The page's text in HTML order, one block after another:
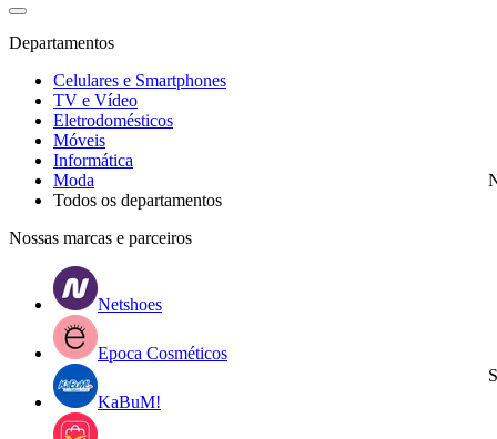
Departamentos
Celulares e Smartphones
TV e Vídeo
Eletrodomésticos
Móveis
Informática
Moda
Todos os departamentos
Nossas marcas e parceiros
Netshoes
Epoca Cosméticos
KaBuM!